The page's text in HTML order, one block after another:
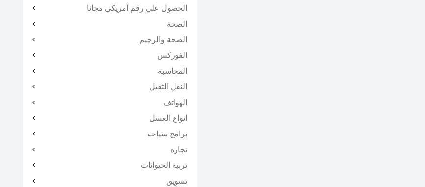
الحصول علي رقم أمريكي مجانا
الصحة
الصحة والرجيم
الفوركس
المحاسبة
النقل الثقيل
الهواتف
انواع العسل
برامج سياحة
تجاره
تربية الحيوانات
تسويق